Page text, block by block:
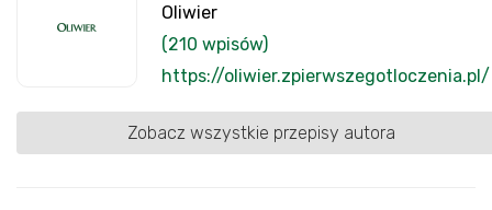
Oliwier
(210 wpisów)
https://oliwier.zpierwszegotloczenia.pl/
Zobacz wszystkie przepisy autora